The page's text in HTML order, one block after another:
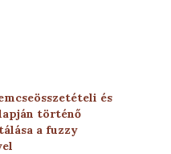
és
történő
a fuzzy